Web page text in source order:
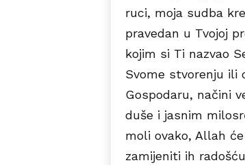
ruci, moja sudba
pravedan u Tvojoj
kojim si Ti nazvao
Svome stvorenju ili
Gospodaru, načini
duše i jasnim
moli ovako, Allah
zamijeniti ih